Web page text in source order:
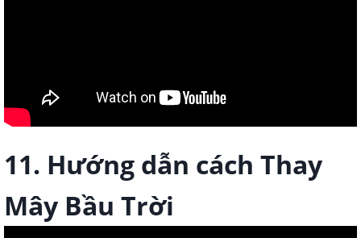
11. Hướng dẫn cách Thay
Mây Bầu Trời